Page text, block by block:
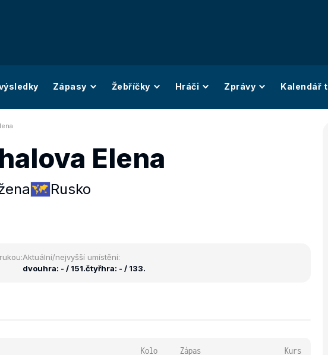
Zápasy Žebříčky Hráči Zprávy Kalendář
Elena
Rusko
Aktuální/nejvyšší umístění:
dvouhra: - / 151.čtyřhra: - / 133.
Kolo Zápas Kurs